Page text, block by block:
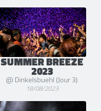
SUMMER BREEZE
2023
@ Dinkelsbuehl (Jour 3)
18/08/2023